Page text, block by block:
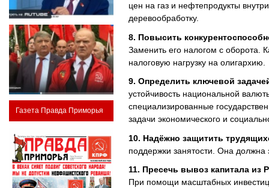
Газета Правда Приморья
цен на газ и нефтепродукты
деревообработку.
8. Повысить
Заменить его налогом с оборота.
налоговую нагрузку на олигархию.
9. Определить ключевой
устойчивость национальной
специализированные
задачи экономического и
10. Надёжно защитить
поддержки занятости. Она
11. Пресечь вывоз капитала из
При помощи масштабных